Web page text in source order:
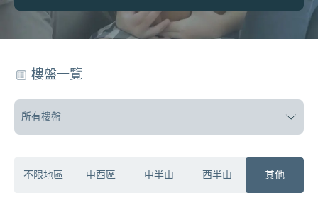
樓盤一覽
所有樓盤
不限地區 中西區 中半山 西半山 其他